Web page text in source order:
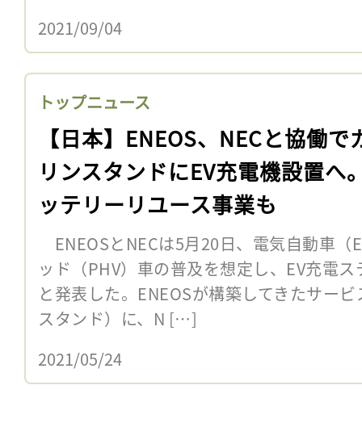
2021/09/04
トップニュース
【日本】ENEOS、NECと協働で
リンスタンドにEV充電機設置へ
ッテリーリユース事業も
ENEOSとNECは5月20日、電気自動車（
ッド（PHV）車の普及を想定し、EV充電
と発表した。ENEOSが構築してきたサー
スタンド）に、N […]
2021/05/24